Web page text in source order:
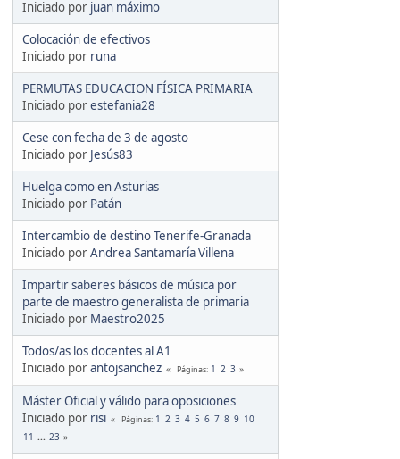
Iniciado por juan máximo
Colocación de efectivos
Iniciado por runa
PERMUTAS EDUCACION FÍSICA PRIMARIA
Iniciado porestefania28
Cese con fecha de 3 de agosto
Iniciado por Jesús83
Huelga como en Asturias
Iniciado por Patán
Intercambio de destino Tenerife-Granada
Iniciado porAndrea Santamaría Villena
Impartir saberes básicos de música por
parte de maestro generalista de primaria
Iniciado por Maestro2025
Todos/as los docentes al A1
Iniciado porantojsanchez Páginas 1 2 3
Máster Oficial y válido para oposiciones
Iniciado por risi Páginas 1 2 3 4 5 6 7 8 9 10
11 ... 23